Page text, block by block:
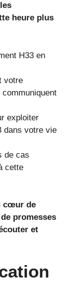
heure plus
H33 en
votre
exploiter
dans votre vie
de cas
cette
cœur de
promesses
et